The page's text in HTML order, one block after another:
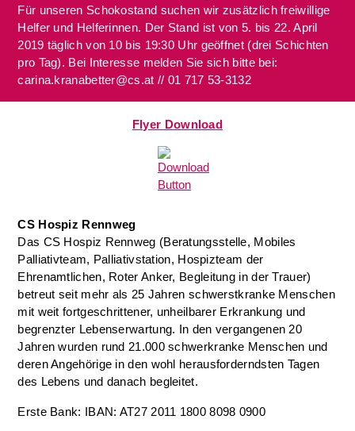
Für unseren Schokostand suchen wir zusätzlich freiwillige
Helfer und Helferinnen. Der Stand ist von 5. bis 22. April
2019 täglich von 10 bis 19:30 Uhr geöffnet (drei Schichten
pro Tag). Bei Interesse melden Sie sich bitte bei:
carina.kranabetter@cs.at // 01 717 53-3132
Flyer Download
CS Hospiz Rennweg
Das CS Hospiz Rennweg (Beratungsstelle, Mobiles
Palliativteam, Palliativstation, Hospizteam der
Ehrenamtlichen, Roter Anker, Begleitung in der Trauer)
betreut seit mehr als 25 Jahren schwerstkranke Menschen
mit weit fortgeschrittener, unheilbarer Erkrankung und
begrenzter Lebenserwartung. In den vergangenen 20
Jahren wurden rund 21.000 schwerkranke Menschen und
deren Angehörige in den wohl herausforderndsten Tagen
des Lebens und danach begleitet.
Erste Bank: IBAN: AT27 2011 1800 8098 0900